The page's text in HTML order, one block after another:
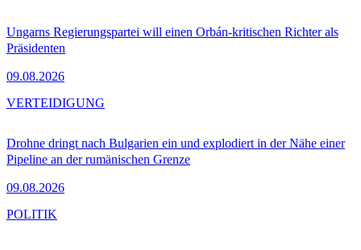
Ungarns Regierungspartei will einen Orbán-kritischen Richter als
Präsidenten
09.08.2026
Drohne dringt nach Bulgarien ein und explodiert in der Nähe einer
Pipeline an der rumänischen Grenze
09.08.2026
VERTEIDIGUNG
POLITIK